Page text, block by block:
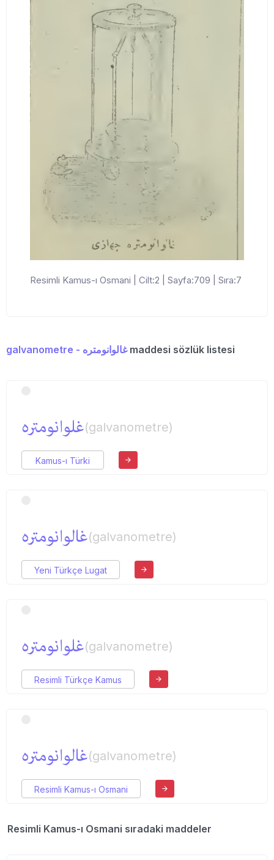
Resimli Kamus-ı Osmani | Cilt:2 | Sayfa:709 | Sıra:7
galvanometre - غالوانومترهmaddesi sözlük listesi
غلوانومتره(galvanometre)
Kamus-ı Türki
غالوانومتره(galvanometre)
Yeni Türkçe Lugat
غلوانومتره(galvanometre)
Resimli Türkçe Kamus
غالوانومتره(galvanometre)
Resimli Kamus-ı Osmani
Resimli Kamus-ı Osmani sıradaki maddeler